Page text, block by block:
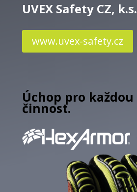
UVEX Safety CZ, k.s.
www.uvex-safety.cz
Úchop pro
činnost.